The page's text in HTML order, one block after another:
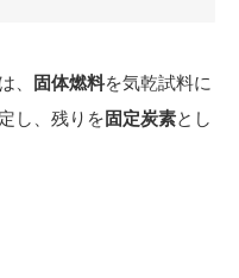
、 固体燃料を気乾試料に
し、残りを固定炭素とし